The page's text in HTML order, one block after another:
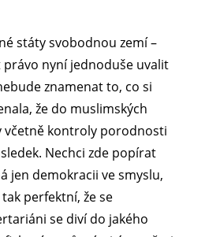
státy svobodnou zemí –
právo nyní jednoduše uvalit
znamenat to, co si
že do muslimských
včetně kontroly porodnosti
Nechci zde popírat
jen demokracii ve smyslu,
perfektní, že se
se diví do jakého